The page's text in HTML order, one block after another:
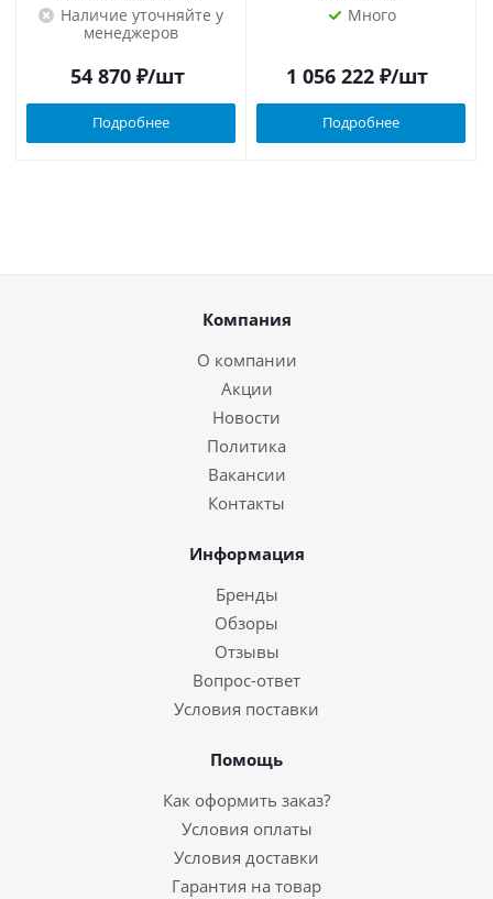
Наличие уточняйте у
менеджеров
54 870₽/шт
Подробнее
Много
1 056 222 ₽/шт
Подробнее
Компания
О компании
Акции
Новости
Политика
Вакансии
Контакты
Информация
Бренды
Обзоры
Отзывы
Вопрос-ответ
Условия поставки
Помощь
Как оформить заказ?
Условия оплаты
Условия доставки
Гарантия на товар